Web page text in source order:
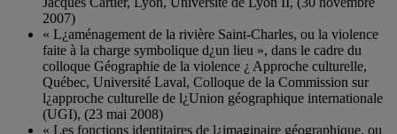
2007)
« L¿aménagement de la rivière Saint-Charles, ou la violence
faite à la charge symbolique d¿un lieu », dans le cadre du
colloque Géographie de la violence ¿ Approche culturelle,
Québec, Université Laval, Colloque de la Commission sur
l¿approche culturelle de l¿Union géographique internationale
(UGI), (23 mai 2008)
« Les fonctions identitaires de l¿imaginaire géographique, ou